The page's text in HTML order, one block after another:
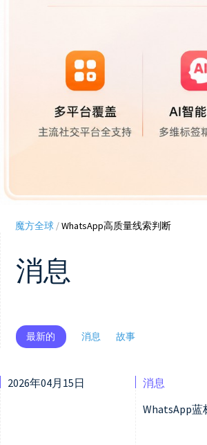
魔方全球/WhatsApp高质量线索判断
消息
最新的 消息 故事
2026年04月15日
消息
WhatsApp